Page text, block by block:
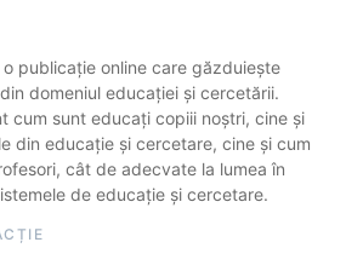
o publicație online care găzduiește
domeniul educației și cercetării.
cum sunt educați copiii noștri, cine și
din educație și cercetare, cine și cum
cât de adecvate la lumea în
de educație și cercetare.